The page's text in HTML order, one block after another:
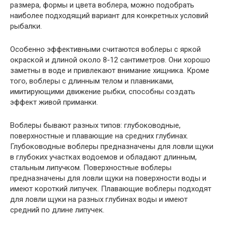
размера, формы и цвета воблера, можно подобрать
наиболее подходящий вариант для конкретных условий
рыбалки.
Особенно эффективными считаются воблеры с яркой
окраской и длиной около 8-12 сантиметров. Они хорошо
заметны в воде и привлекают внимание хищника. Кроме
того, воблеры с длинным телом и плавниками,
имитирующими движение рыбки, способны создать
эффект живой приманки.
Воблеры бывают разных типов: глубоководные,
поверхностные и плавающие на средних глубинах.
Глубоководные воблеры предназначены для ловли щуки
в глубоких участках водоемов и обладают длинным,
стальным липучком. Поверхностные воблеры
предназначены для ловли щуки на поверхности воды и
имеют короткий липучек. Плавающие воблеры подходят
для ловли щуки на разных глубинах воды и имеют
средний по длине липучек.